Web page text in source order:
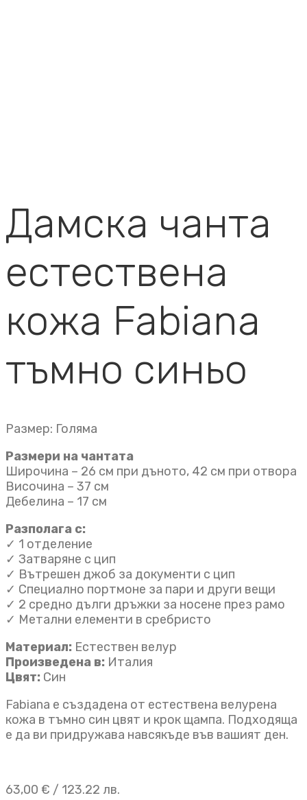
Дамска чанта
естествена
кожа Fabiana
тъмно синьо
Размер: Голяма
Размери на чантата
Широчина – 26 см при дъното, 42 см при отвора
Височина – 37 см
Дебелина – 17 см
Разполага с:
✓ 1 отделение
✓ Затваряне с цип
✓ Вътрешен джоб за документи с цип
✓ Специално портмоне за пари и други вещи
✓ 2 средно дълги дръжки за носене през рамо
✓ Метални елементи в сребристо
Материал: Естествен велур
Произведена в: Италия
Цвят: Син
Fabiana е създадена от естествена велурена
кожа в тъмно син цвят и крок щампа. Подходяща
е да ви придружава навсякъде във вашият ден.
63,00 € / 123.22 лв.